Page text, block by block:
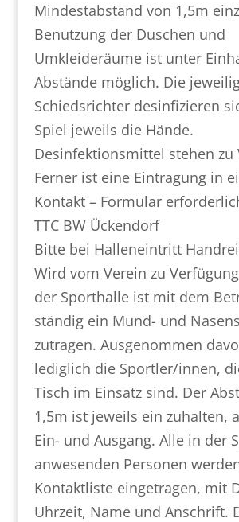
Mindestabstand von 1,5m
Benutzung der Duschen und
Umkleideräume ist unter
Abstände möglich. Die
Schiedsrichter desinfizieren
Spiel jeweils die Hände.
Desinfektionsmittel stehen zu
Ferner ist eine Eintragung in
Kontakt – Formular
TTC BW Ückendorf
Bitte bei Halleneintritt
Wird vom Verein zu
der Sporthalle ist mit dem
ständig ein Mund- und
zutragen. Ausgenommen
lediglich die Sportler/innen,
Tisch im Einsatz sind. Der
1,5m ist jeweils ein zuhalten,
Ein- und Ausgang. Alle in der
anwesenden Personen
Kontaktliste eingetragen, mit
Uhrzeit, Name und Anschrift.